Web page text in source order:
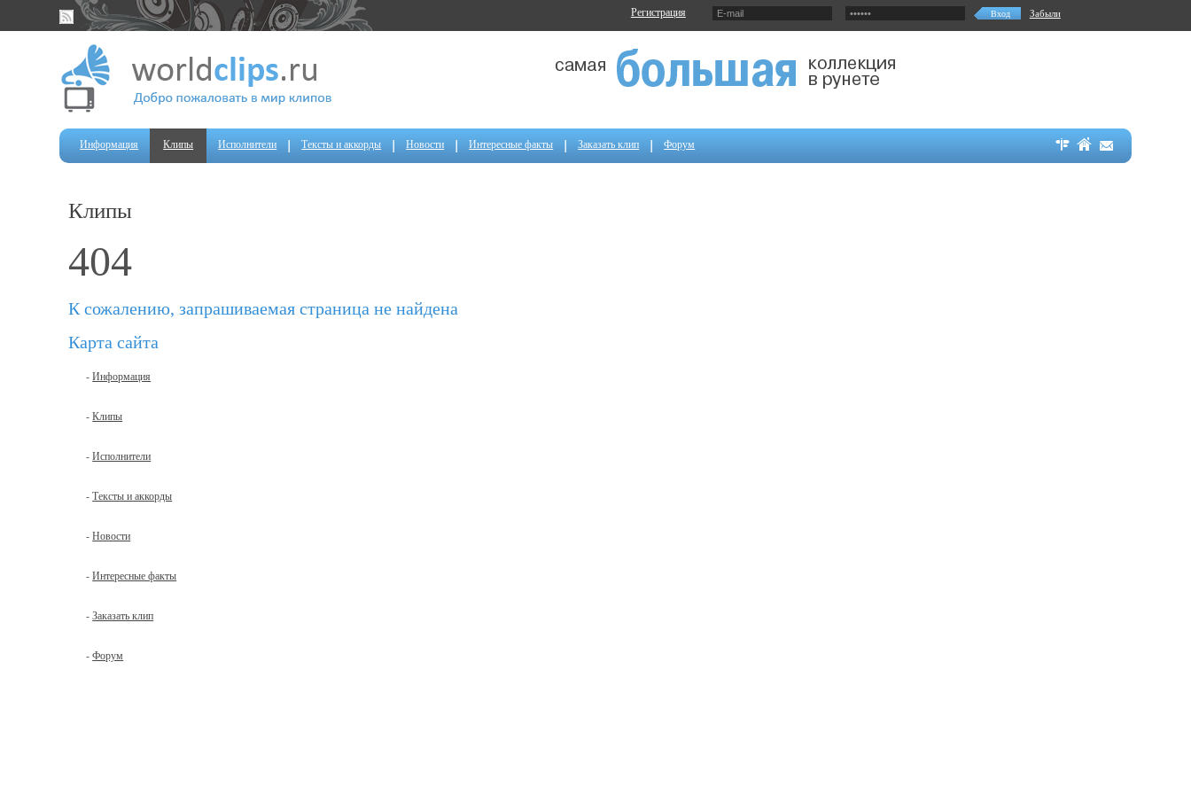
Регистрация Забыли
Информация Клипы Исполнители Тексты и аккорды Новости Интересные факты Заказать клип Форум
Клипы
404
К сожалению, запрашиваемая страница не найдена
Карта сайта
-Информация
-Клипы
-Исполнители
-Тексты и аккорды
-Новости
-Интересные факты
-Заказать клип
-Форум